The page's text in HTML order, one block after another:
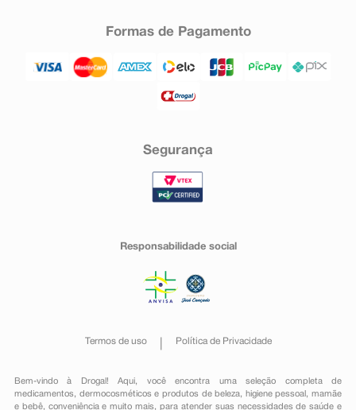
Formas de Pagamento
Segurança
Responsabilidade social
Termos de uso Política de Privacidade
Bem-vindo à Drogal! Aqui, você encontra uma seleção completa de
medicamentos , dermocosméticos e produtos de beleza, higiene pessoal ,mamãe
e bebê, conveniênciae muito mais, para atender suas necessidades de saúde e